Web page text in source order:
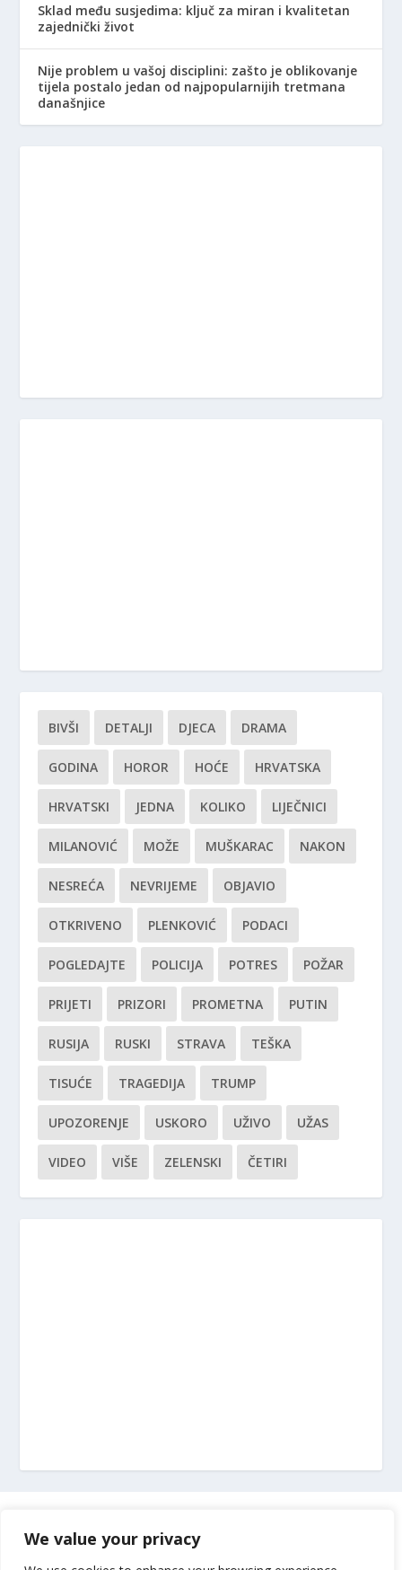
We value your privacy
Sklad među susjedima: ključ za miran i kvalitetan
zajednički život
Nije problem u vašoj disciplini: zašto je oblikovanje
tijela postalo jedan od najpopularnijih tretmana
današnjice
BIVŠI DETALJI DJECA DRAMA
GODINA HOROR HOĆE HRVATSKA
HRVATSKI JEDNA KOLIKO LIJEČNICI
MILANOVIĆ MOŽE MUŠKARAC NAKON
NESREĆA NEVRIJEME OBJAVIO
OTKRIVENO PLENKOVIĆ PODACI
POGLEDAJTE POLICIJA POTRES POŽAR
PRIJETI PRIZORI PROMETNA PUTIN
RUSIJA RUSKI STRAVA TEŠKA
TISUĆE TRAGEDIJA TRUMP
UPOZORENJE USKORO UŽIVO UŽAS
VIDEO VIŠE ZELENSKI ČETIRI
Impressum